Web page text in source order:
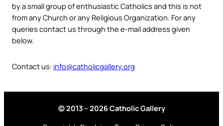
by a small group of enthusiastic Catholics and this is not
from any Church or any Religious Organization. For any
queries contact us through the e-mail address given
below.
Contact us: info@catholicgallery.org
© 2013 – 2026 Catholic Gallery